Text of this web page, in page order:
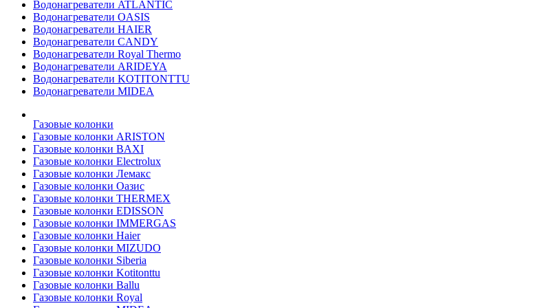
Водонагреватели ATLANTIC
Водонагреватели OASIS
Водонагреватели HAIER
Водонагреватели CANDY
Водонагреватели Royal Thermo
Водонагреватели ARIDEYA
Водонагреватели KOTITONTTU
Водонагреватели MIDEA
Газовые колонки
Газовые колонки ARISTON
Газовые колонки BAXI
Газовые колонки Electrolux
Газовые колонки Лемакс
Газовые колонки Оазис
Газовые колонки THERMEX
Газовые колонки EDISSON
Газовые колонки IMMERGAS
Газовые колонки Haier
Газовые колонки MIZUDO
Газовые колонки Siberia
Газовые колонки Kotitonttu
Газовые колонки Ballu
Газовые колонки Royal